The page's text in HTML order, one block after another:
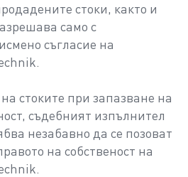
стоки, както и
само с
съгласие на
стоките при запазване на
съдебният изпълнител
незабавно да се позоват
на собственост на